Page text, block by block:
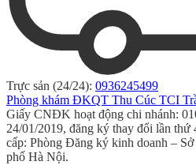
Trực sản (24/24): 0936245499
Phòng khám ĐKQT Thu Cúc TCI
Giấy CNĐK hoạt động chi nhánh:
24/01/2019, đăng ký thay đổi lần thứ
cấp: Phòng Đăng ký kinh doanh –
phố Hà Nội.